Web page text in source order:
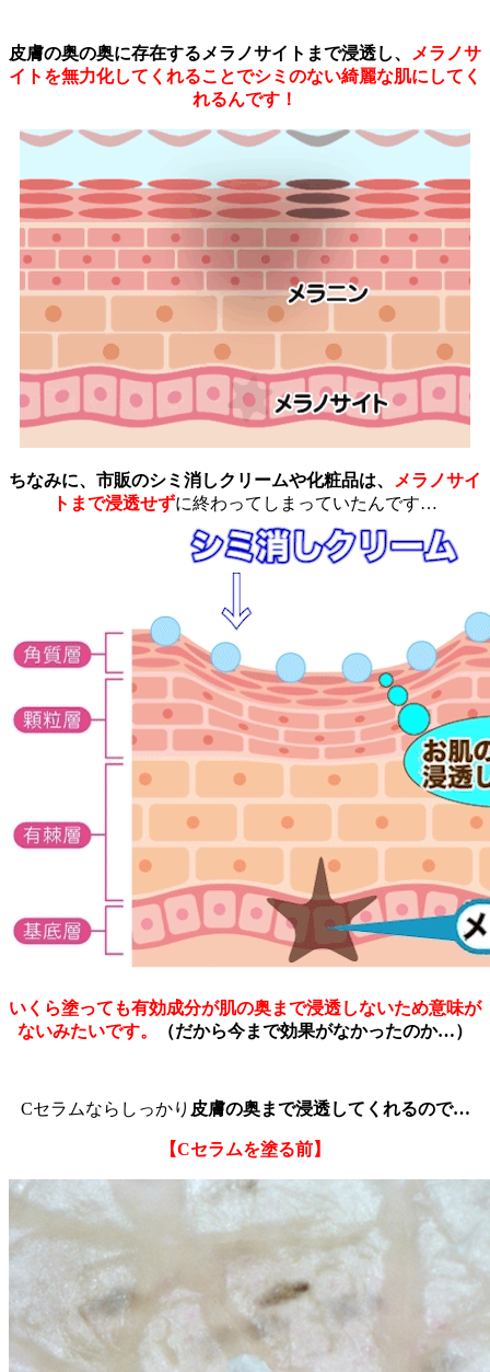
皮膚の奥の奥に存在するメラノサイトまで浸透し、
メラノサ
イトを無力化してくれることでシミのない綺麗な肌にしてく
れるんです！
ちなみに、市販のシミ消しクリームや化粧品は、
メラノサイ
トまで浸透せずに終わってしまっていたんです…
いくら塗っても有効成分が肌の奥まで浸透しないため意味が
ないみたいです。
（だから今まで効果がなかったのか…）
Cセラムならしっかり 皮膚の奥まで浸透してくれるので…
【Cセラムを塗る前】